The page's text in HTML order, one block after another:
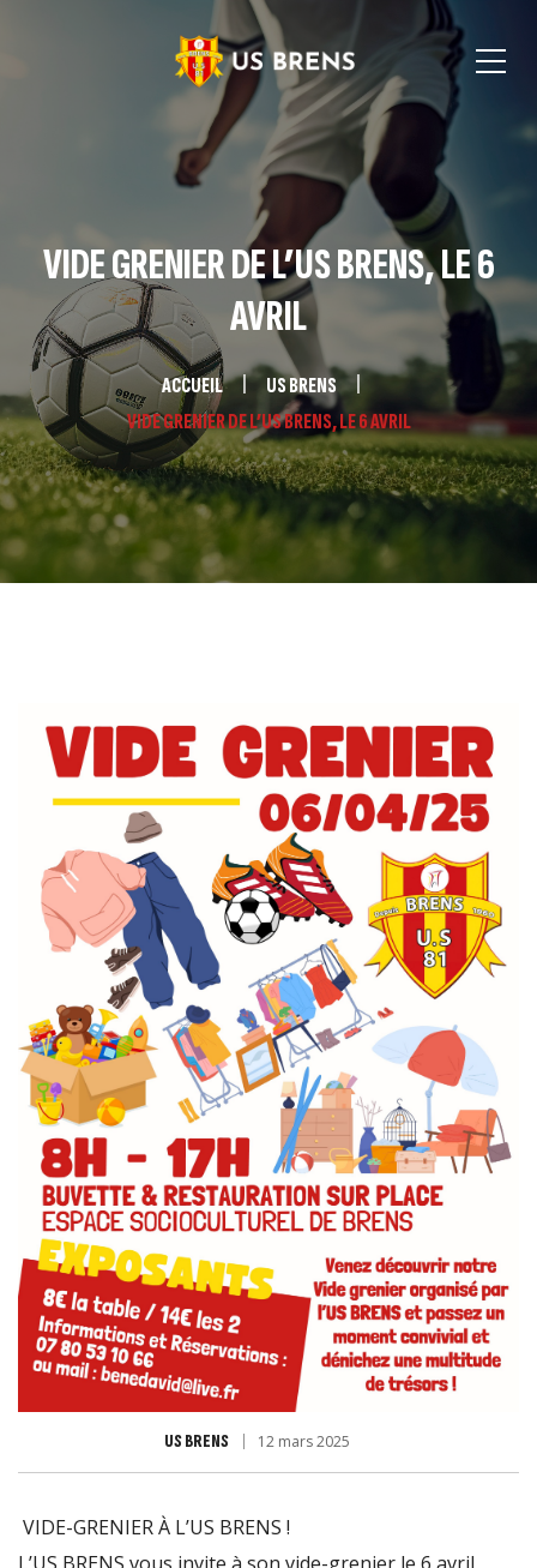
VIDE GRENIER DE L’US BRENS, LE 6
AVRIL
ACCUEIL
US BRENS
VIDE GRENIER DE L’US BRENS, LE 6 AVRIL
US BRENS 12 mars 2025
VIDE-GRENIER À L’US BRENS !